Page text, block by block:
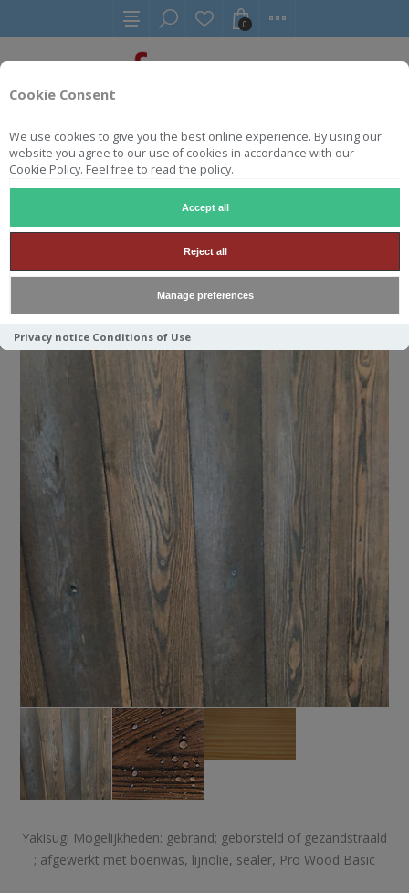
Cookie Consent
We use cookies to give you the best online experience. By using our
website you agree to our use of cookies in accordance with our
Cookie Policy. Feel free to read the policy.
Accept all
Reject all
Manage preferences
Privacy notice Conditions of Use
0
YAKISUGI YAKISUGI LARIKS
YAKISUGI LARIKS
Yakisugi Mogelijkheden: gebrand; geborsteld of gezandstraald
; afgewerkt met boenwas, lijnolie, sealer, Pro Wood Basic